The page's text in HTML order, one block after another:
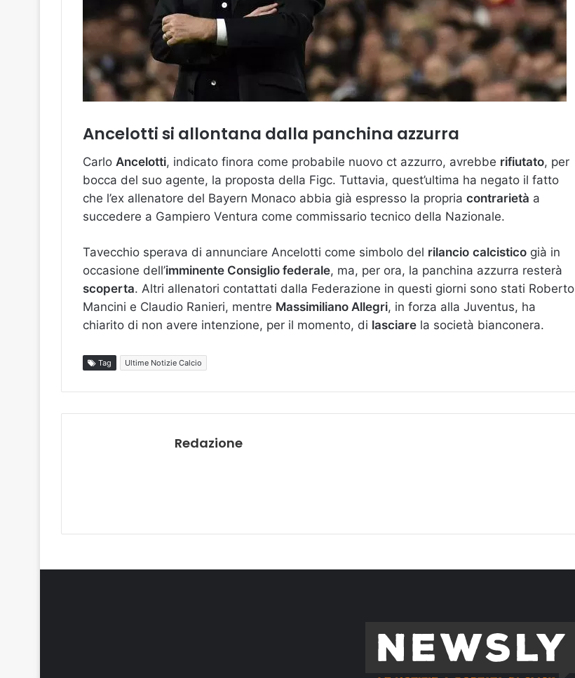
Ancelotti si allontana dalla panchina azzurra
Carlo Ancelotti, indicato finora come probabile nuovo ct azzurro, avrebbe rifiutato, per
bocca del suo agente, la proposta della Figc. Tuttavia, quest’ultima ha negato il fatto
che l’ex allenatore del Bayern Monaco abbia già espresso la propria contrarietà a
succedere a Gampiero Ventura come commissario tecnico della Nazionale.
Tavecchio sperava di annunciare Ancelotti come simbolo del rilancio calcistico già in
occasione dell’imminente Consiglio federale, ma, per ora, la panchina azzurra resterà
scoperta. Altri allenatori contattati dalla Federazione in questi giorni sono stati Roberto
Mancini e Claudio Ranieri, mentre Massimiliano Allegri, in forza alla Juventus, ha
chiarito di non avere intenzione, per il momento, di lasciare la società bianconera.
Tag Ultime Notizie Calcio
Redazione